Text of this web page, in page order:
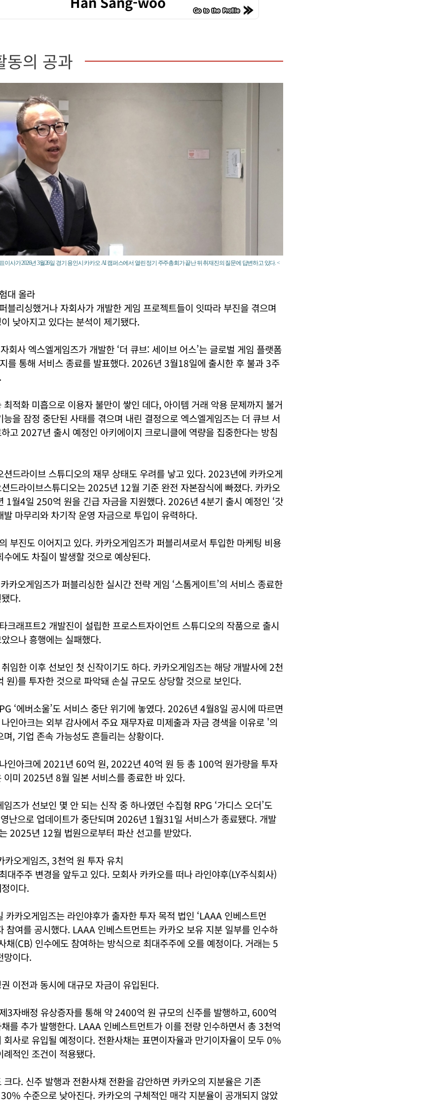
동의 공과
사가 2026년 3월26일 경기 용인시 카카오 AI 캠퍼스에서 열린 정기 주주총회가 끝난 뒤 취재진의 질문에 답변하고 있다. <
대 올라
블리싱했거나 자회사가 개발한 게임 프로젝트들이 잇따라 부진을 겪으며
낮아지고 있다는 분석이 제기됐다.
회사 엑스엘게임즈가 개발한 ‘더 큐브: 세이브 어스’는 글로벌 게임 플랫폼
를 통해 서비스 종료를 발표했다. 2026년 3월18일에 출시한 후 불과 3주
적화 미흡으로 이용자 불만이 쌓인 데다, 아이템 거래 악용 문제까지 불거
을 잠정 중단된 사태를 겪으며 내린 결정으로 엑스엘게임즈는 더 큐브 서
고 2027년 출시 예정인 아키에이지 크로니클에 역량을 집중한다는 방침
션드라이브 스튜디오의 재무 상태도 우려를 낳고 있다. 2023년에 카카오게
드라이브스튜디오는 2025년 12월 기준 완전 자본잠식에 빠졌다. 카카오
1월4일 250억 원을 긴급 자금을 지원했다. 2026년 4분기 출시 예정인 ‘갓
발 마무리와 차기작 운영 자금으로 투입이 유력하다.
부진도 이어지고 있다. 카카오게임즈가 퍼블리셔로서 투입한 마케팅 비용
에도 차질이 발생할 것으로 예상된다.
카오게임즈가 퍼블리싱한 실시간 전략 게임 ‘스톰게이트’의 서비스 종료한
다.
크래프트2 개발진이 설립한 프로스트자이언트 스튜디오의 작품으로 출시
으나 흥행에는 실패했다.
임한 이후 선보인 첫 신작이기도 하다. 카카오게임즈는 해당 개발사에 2천
원)를 투자한 것으로 파악돼 손실 규모도 상당할 것으로 보인다.
‘에버소울’도 서비스 중단 위기에 놓였다. 2026년 4월8일 공시에 따르면
인아크는 외부 감사에서 주요 재무자료 미제출과 자금 경색을 이유로 '의
, 기업 존속 가능성도 흔들리는 상황이다.
인아크에 2021년 60억 원, 2022년 40억 원 등 총 100억 원가량을 투자
이미 2025년 8월 일본 서비스를 종료한 바 있다.
즈가 선보인 몇 안 되는 신작 중 하나였던 수집형 RPG ‘가디스 오더’도
난으로 업데이트가 중단되며 2026년 1월31일 서비스가 종료됐다. 개발
2025년 12월 법원으로부터 파산 선고를 받았다.
오게임즈, 3천억 원 투자 유치
대주주 변경을 앞두고 있다. 모회사 카카오를 떠나 라인야후(LY주식회사)
이다.
카오게임즈는 라인야후가 출자한 투자 목적 법인 ‘LAAA 인베스트먼
참여를 공시했다. LAAA 인베스트먼트는 카카오 보유 지분 일부를 인수하
채(CB) 인수에도 참여하는 방식으로 최대주주에 오를 예정이다. 거래는 5
망이다.
이전과 동시에 대규모 자금이 유입된다.
3자배정 유상증자를 통해 약 2400억 원 규모의 신주를 발행하고, 600억
를 추가 발행한다. LAAA 인베스트먼트가 이를 전량 인수하면서 총 3천억
회사로 유입될 예정이다. 전환사채는 표면이자율과 만기이자율이 모두 0%
적인 조건이 적용됐다.
크다. 신주 발행과 전환사채 전환을 감안하면 카카오의 지분율은 기존
수준으로 낮아진다. 카카오의 구체적인 매각 지분율이 공개되지 않았